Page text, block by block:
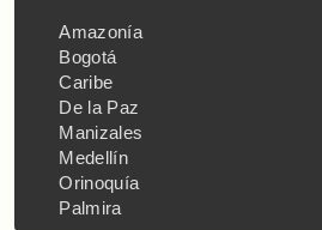
Amazonía
Bogotá
Caribe
De la Paz
Manizales
Medellín
Orinoquía
Palmira